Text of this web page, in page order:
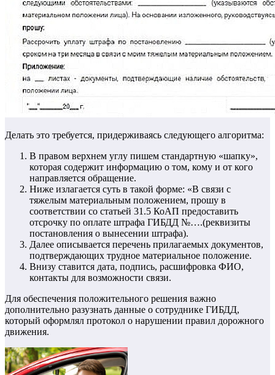
Делать это требуется, придерживаясь следующего алгоритма:
В правом верхнем углу пишем стандартную «шапку»,
которая содержит информацию о том, кому и от кого
направляется обращение.
Ниже излагается суть в такой форме: «В связи с
тяжелым материальным положением, прошу в
соответствии со статьей 31.5 КоАП предоставить
отсрочку по оплате штрафа ГИБДД №….(реквизиты
постановления о вынесении штрафа).
Далее описывается перечень прилагаемых документов,
подтверждающих трудное материальное положение.
Внизу ставится дата, подпись, расшифровка ФИО,
контакты для возможности связи.
Для обеспечения положительного решения важно
дополнительно разузнать данные о сотруднике ГИБДД,
который оформлял протокол о нарушении правил дорожного
движения.